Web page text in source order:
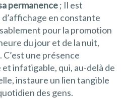
permanence; Il est
d’affichage en constante
pour la promotion
du jour et de la nuit,
C’est une présence
infatigable, qui, au-delà de
instaure un lien tangible
des gens.